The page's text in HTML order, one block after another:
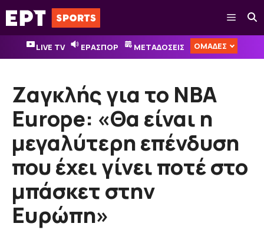
Μετάβαση
σε
περιεχόμενο
Μενού
LIVE TV ΕΡΑΣΠΟΡ ΜΕΤΑΔΟΣΕΙΣ ΟΜΑΔΕΣ
Ζαγκλής για το NBA
Europe: «Θα είναι η
μεγαλύτερη επένδυση
που έχει γίνει ποτέ στο
μπάσκετ στην
Ευρώπη»